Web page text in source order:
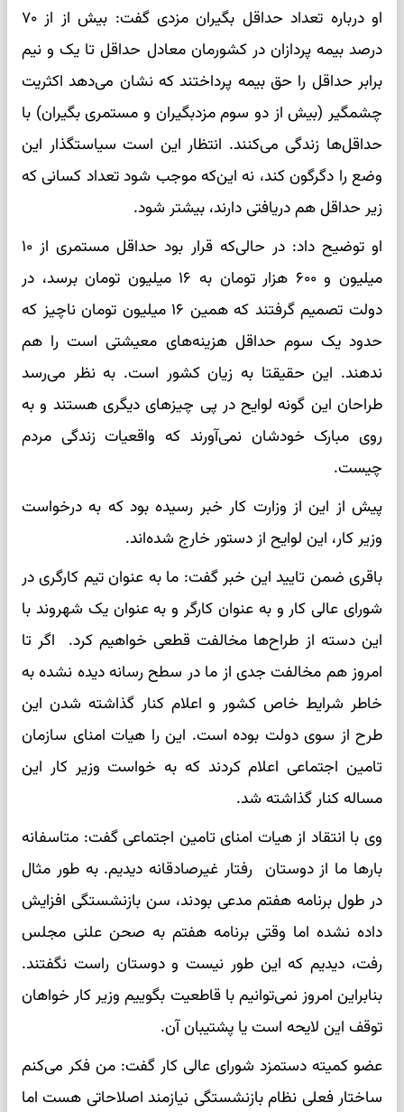
او درباره تعداد حداقل بگیران مزدی گفت: بیش از از ۷۰
درصد بیمه پردازان در کشورمان معادل حداقل تا یک و نیم
برابر حداقل را حق بیمه پرداختند که نشان می‌دهد اکثریت
چشمگیر (بیش از دو سوم مزدبگیران و مستمری بگیران) با
حداقل‌ها زندگی می‌کنند. انتظار این است سیاستگذار این
وضع را دگرگون کند، نه این‌که موجب شود تعداد کسانی که
زیر حداقل هم دریافتی دارند، بیشتر شود.
او توضیح داد: در حالی‌که قرار بود حداقل مستمری از ۱۰
میلیون و ۶۰۰ هزار تومان به ۱۶ میلیون تومان برسد، در
دولت تصمیم گرفتند که همین ۱۶ میلیون تومان ناچیز که
حدود یک سوم حداقل هزینه‌های معیشتی است را هم
ندهند. این حقیقتا به زیان کشور است. به نظر می‌رسد
طراحان این گونه لوایح در پی چیزهای دیگری هستند و به
روی مبارک خودشان نمی‌آورند که واقعیات زندگی مردم
چیست.
پیش از این از وزارت کار خبر رسیده بود که به درخواست
وزیر کار، این لوایح از دستور خارج شده‌اند.
باقری ضمن تایید این خبر گفت: ما به عنوان تیم کارگری در
شورای عالی کار و به عنوان کارگر و به عنوان یک شهروند با
این دسته از طراح‌ها مخالفت قطعی خواهیم کرد. اگر تا
امروز هم مخالفت جدی از ما در سطح رسانه دیده نشده به
خاطر شرایط خاص کشور و اعلام کنار گذاشته شدن این
طرح از سوی دولت بوده است. این را هیات امنای سازمان
تامین اجتماعی اعلام کردند که به خواست وزیر کار این
مساله کنار گذاشته شد.
وی با انتقاد از هیات امنای تامین اجتماعی گفت: متاسفانه
بارها ما از دوستان رفتار غیرصادقانه دیدیم. به طور مثال
در طول برنامه هفتم مدعی بودند، سن بازنشستگی افزایش
داده نشده اما وقتی برنامه هفتم به صحن علنی مجلس
رفت، دیدیم که این طور نیست و دوستان راست نگفتند.
بنابراین امروز نمی‌توانیم با قاطعیت بگوییم وزیر کار خواهان
توقف این لایحه است یا پشتیبان آن.
عضو کمیته دستمزد شورای عالی کار گفت: من فکر می‌کنم
ساختار فعلی نظام بازنشستگی نیازمند اصلاحاتی هست اما